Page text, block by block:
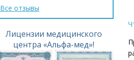
Все отзывы
Лицензии медицинского
центра «Альфа-мед»!